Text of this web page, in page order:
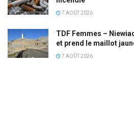
7 AOÛT 2026
TDF Femmes –
et prend le maillot
7 AOÛT 2026